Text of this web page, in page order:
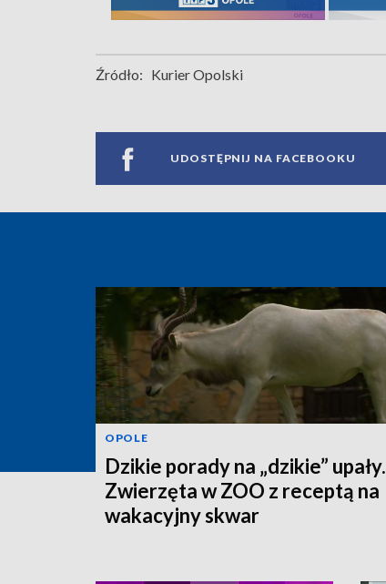
Źródło: Kurier Opolski
UDOSTĘPNIJ NA FACEBOOKU
OPOLE
Dzikie porady na „dzikie” upały.
Zwierzęta w ZOO z receptą na
wakacyjny skwar